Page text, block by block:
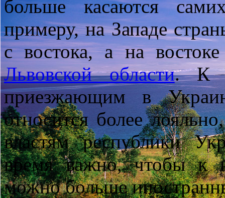
больше касаются
примеру, на Западе
с востока, а на
Львовской области. К
приезжающим в
относится более
властям республики
время важно, чтобы к
можно больше